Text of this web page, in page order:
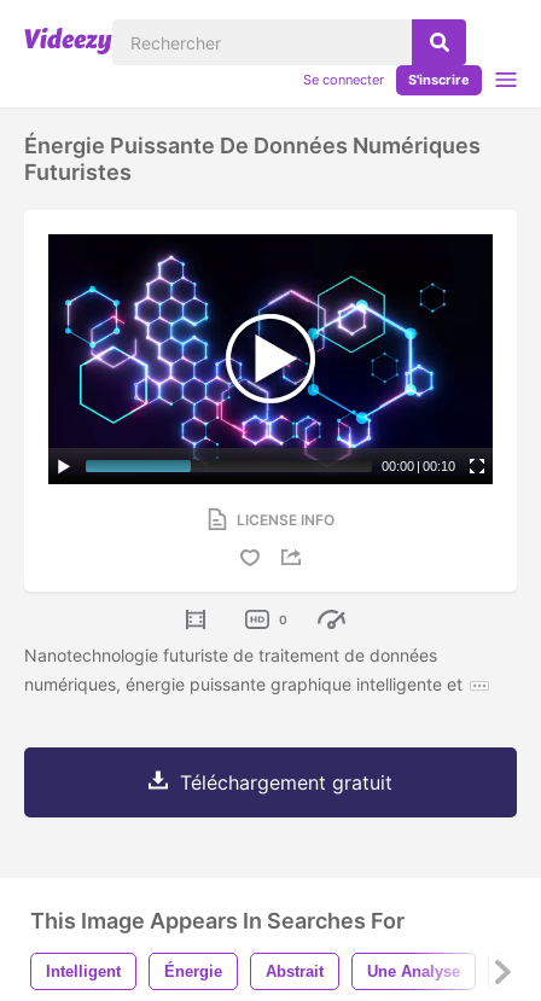
Se connecter S'inscrire
Énergie Puissante De Données Numériques
Futuristes
00:00 | 00:10
LICENSE INFO
0
Nanotechnologie futuriste de traitement de données
numériques, énergie puissante graphique intelligente et
Téléchargement gratuit
This Image Appears In Searches For
Intelligent Énergie Abstrait Une Analyse